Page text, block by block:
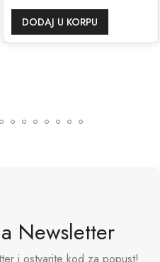
DODAJ U KORPU
Newsletter
i ostvarite kod za popust!